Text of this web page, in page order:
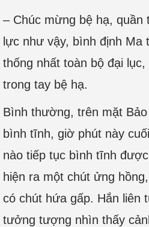
– Chúc mừng bệ hạ, quần
lực như vậy, bình định Ma
thống nhất toàn bộ đại
trong tay bệ hạ.
Bình thường, trên mặt
bình tĩnh, giờ phút này
nào tiếp tục bình tĩnh
hiện ra một chút ửng
có chút hứa gấp. Hắn liên
tưởng tượng nhìn thấy